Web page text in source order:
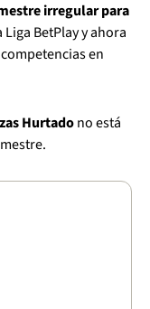
irregular para
BetPlay y ahora
en
Hurtadono está